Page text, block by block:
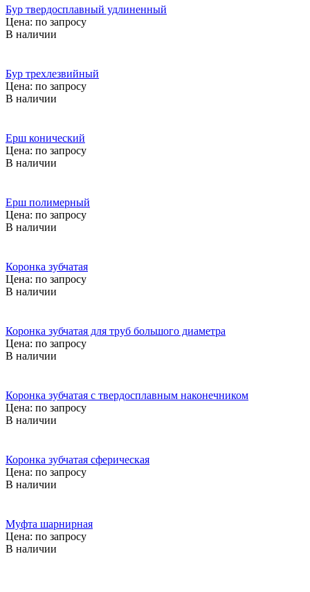
Бур твердосплавный удлиненный
Цена: по запросу
В наличии
Бур трехлезвийный
Цена: по запросу
В наличии
Ерш конический
Цена: по запросу
В наличии
Ерш полимерный
Цена: по запросу
В наличии
Коронка зубчатая
Цена: по запросу
В наличии
Коронка зубчатая для труб большого диаметра
Цена: по запросу
В наличии
Коронка зубчатая с твердосплавным наконечником
Цена: по запросу
В наличии
Коронка зубчатая сферическая
Цена: по запросу
В наличии
Муфта шарнирная
Цена: по запросу
В наличии